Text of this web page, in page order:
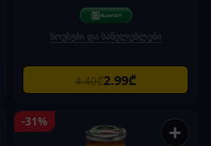
სოუსები და სანელებლები
4.40₾2.99₾
-31% +